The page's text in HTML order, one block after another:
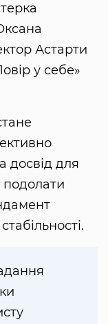
Астарти
у себе»
досвід для